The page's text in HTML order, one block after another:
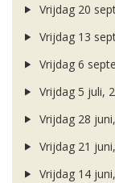
Vrijdag 20
Vrijdag 13
Vrijdag 6
Vrijdag 5 juli,
Vrijdag 28
Vrijdag 21
Vrijdag 14